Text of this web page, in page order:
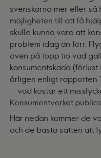
svenskarna mer eller
möjligheten till att få
skulle kunna vara att
problem idag än förr.
även på topp tio vad
konsumentskada
årligen enligt rapporten
– vad kostar ett
Konsumentverket
Här nedan kommer de
och de bästa sätten att